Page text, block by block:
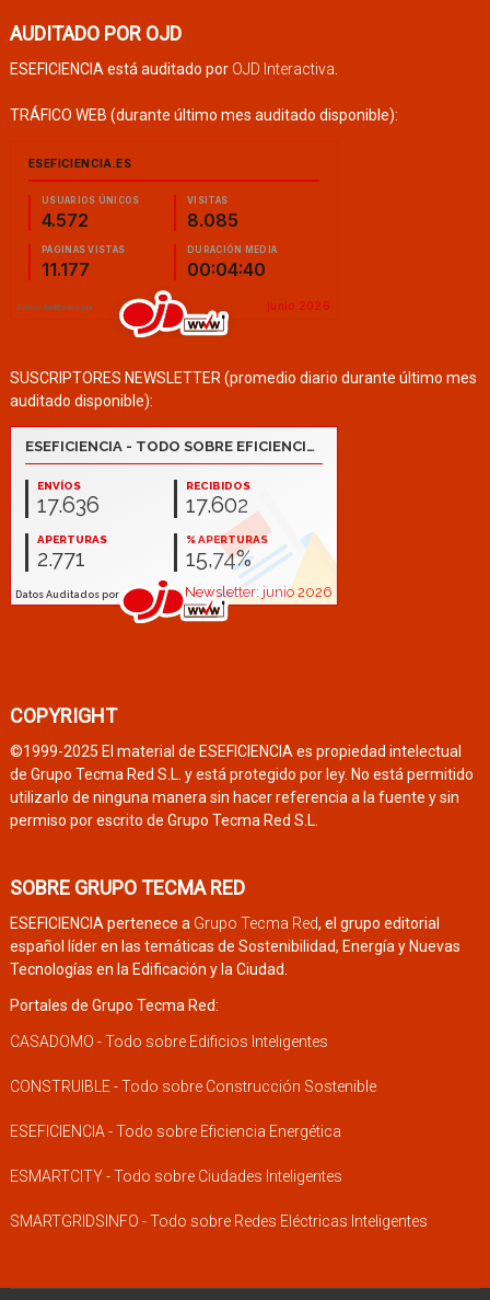
AUDITADO POR OJD
ESEFICIENCIA está auditado por OJD Interactiva
TRÁFICO WEB (durante último mes auditado disponible):
SUSCRIPTORES NEWSLETTER (promedio diario durante último mes
auditado disponible):
COPYRIGHT
©1999-2025 El material de ESEFICIENCIA es propiedad intelectual
de Grupo Tecma Red S.L. y está protegido por ley. No está permitido
utilizarlo de ninguna manera sin hacer referencia a la fuente y sin
permiso por escrito de Grupo Tecma Red S.L.
SOBRE GRUPO TECMA RED
ESEFICIENCIA pertenece a Grupo Tecma Red, el grupo editorial
español líder en las temáticas de Sostenibilidad, Energía y Nuevas
Tecnologías en la Edificación y la Ciudad.
Portales de Grupo Tecma Red:
CASADOMO - Todo sobre Edificios Inteligentes
CONSTRUIBLE - Todo sobre Construcción Sostenible
ESEFICIENCIA - Todo sobre Eficiencia Energética
ESMARTCITY - Todo sobre Ciudades Inteligentes
SMARTGRIDSINFO - Todo sobre Redes Eléctricas Inteligentes